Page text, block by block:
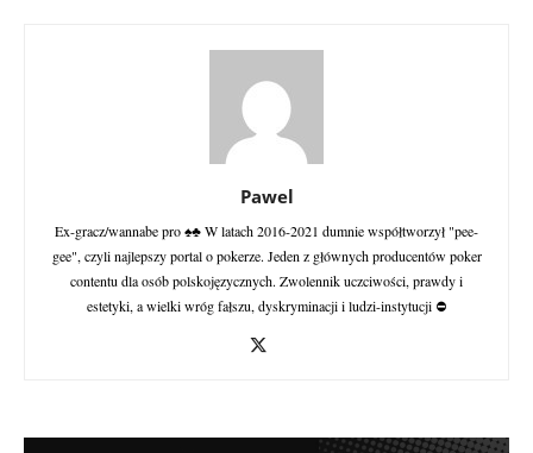
Pawel
Ex-gracz/wannabe pro ♠♣ W latach 2016-2021 dumnie współtworzył "pee-
gee", czyli najlepszy portal o pokerze. Jeden z głównych producentów poker
contentu dla osób polskojęzycznych. Zwolennik uczciwości, prawdy i
estetyki, a wielki wróg fałszu, dyskryminacji i ludzi-instytucji ⛔